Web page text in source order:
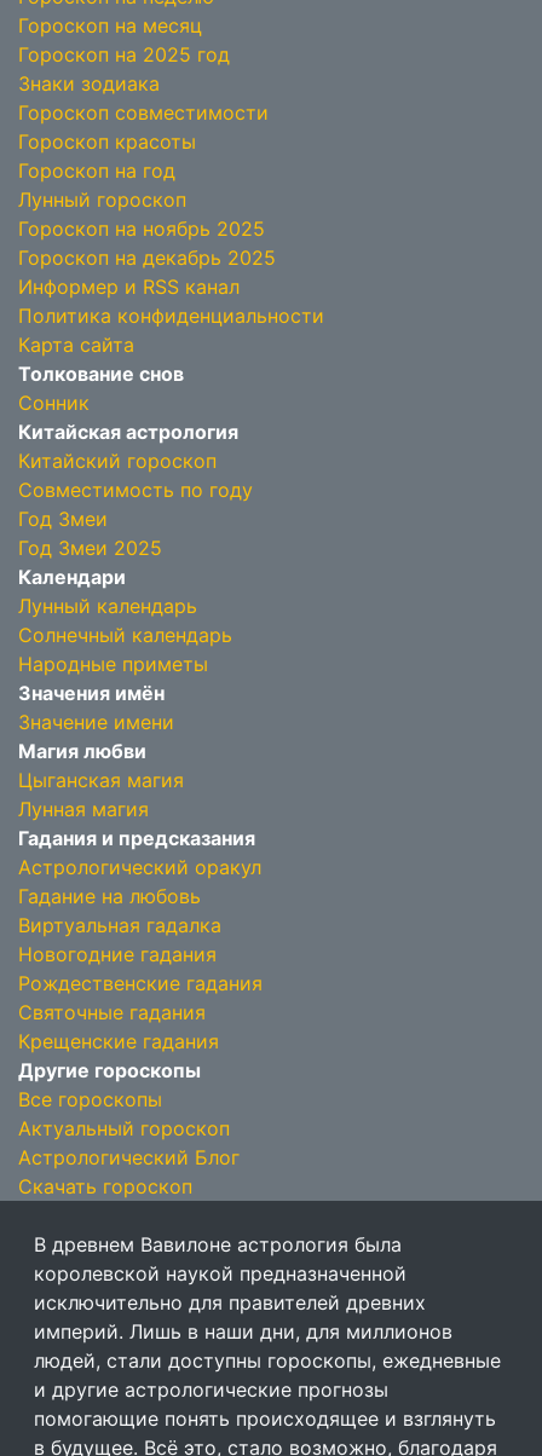
Гороскоп на месяц
Гороскоп на 2025 год
Знаки зодиака
Гороскоп совместимости
Гороскоп красоты
Гороскоп на год
Лунный гороскоп
Гороскоп на ноябрь 2025
Гороскоп на декабрь 2025
Информер и RSS канал
Политика конфиденциальности
Карта сайта
Толкование снов
Сонник
Китайская астрология
Китайский гороскоп
Совместимость по году
Год Змеи
Год Змеи 2025
Календари
Лунный календарь
Солнечный календарь
Народные приметы
Значения имён
Значение имени
Магия любви
Цыганская магия
Лунная магия
Гадания и предсказания
Астрологический оракул
Гадание на любовь
Виртуальная гадалка
Новогодние гадания
Рождественские гадания
Святочные гадания
Крещенские гадания
Другие гороскопы
Все гороскопы
Актуальный гороскоп
Астрологический Блог
Скачать гороскоп
В древнем Вавилоне астрология была
королевской наукой предназначенной
исключительно для правителей древних
империй. Лишь в наши дни, для миллионов
людей, стали доступны гороскопы, ежедневные
и другие астрологические прогнозы
помогающие понять происходящее и взглянуть
в будущее. Всё это, стало возможно, благодаря